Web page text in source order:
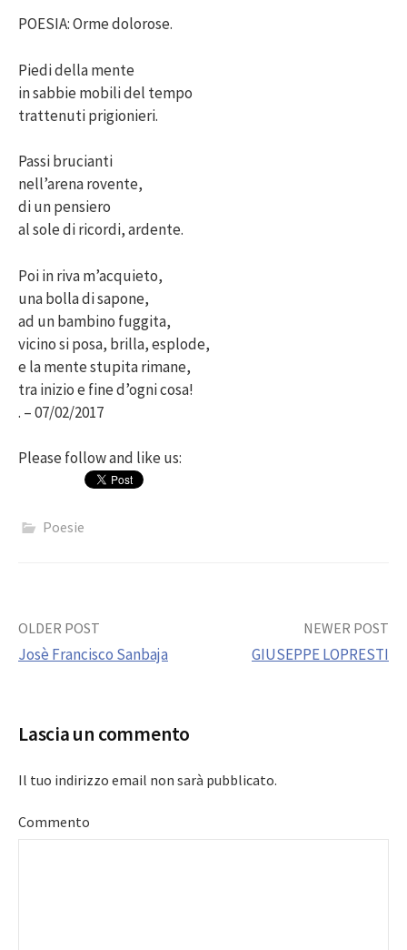
POESIA: Orme dolorose.
Piedi della mente
in sabbie mobili del tempo
trattenuti prigionieri.
Passi brucianti
nell’arena rovente,
di un pensiero
al sole di ricordi, ardente.
Poi in riva m’acquieto,
una bolla di sapone,
ad un bambino fuggita,
vicino si posa, brilla, esplode,
e la mente stupita rimane,
tra inizio e fine d’ogni cosa!
. – 07/02/2017
Please follow and like us:
Poesie
Post
OLDER POST
Josè Francisco Sanbaja
NEWER POST
GIUSEPPE LOPRESTI
Lascia un commento
Il tuo indirizzo email non sarà pubblicato.
Commento